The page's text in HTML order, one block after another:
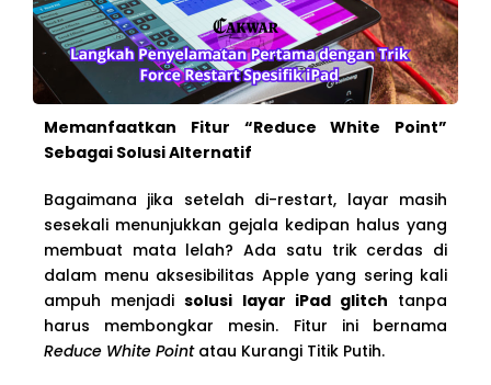
Memanfaatkan Fitur “Reduce White Point”
Sebagai Solusi Alternatif
Bagaimana jika setelah di-restart, layar masih
sesekali menunjukkan gejala kedipan halus yang
membuat mata lelah? Ada satu trik cerdas di
dalam menu aksesibilitas Apple yang sering kali
ampuh menjadisolusi layar iPad glitch tanpa
harus membongkar mesin. Fitur ini bernama
Reduce White Pointatau Kurangi Titik Putih.